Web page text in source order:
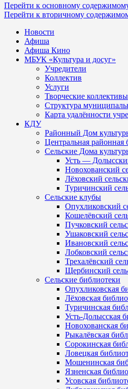
МБУК Невельского
и досуг"
Перейти к основному
Перейти к вторичному
Новости
Афиша
Афиша Кино
МБУК «Культура и досуг»
Учредители
Коллектив
Услуги
Творческие коллективы
Структура
Карта удалённости
КДУ
Районный Дом
Центральная районная
Сельские Дома
Усть —
Новохованский
Лёховский
Туричинский
Сельские клубы
Опухликовский
Кошелёвский
Пучковский
Ушаковский
Ивановский
Лобковский
Трехалёвский
Щербинский
Сельские библиотеки
Опухликовская
Лёховская
Туричинская
Усть-Долысская
Новохованская
Рыкалёвская
Сорокинская
Ловецкая
Мошенинская
Язненская
Усовская